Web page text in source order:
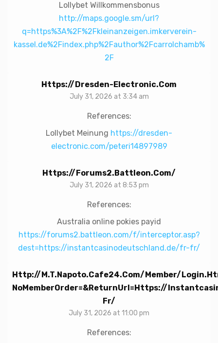
Lollybet Willkommensbonus
http://maps.google.sm/url?
q=https%3A%2F%2Fkleinanzeigen.imkerverein-
kassel.de%2Findex.php%2Fauthor%2Fcarrolchamb%
2F
Https://dresden-Electronic.com
July 31, 2026 at 3:34 am
References:
Lollybet Meinung https://dresden-
electronic.com/peteri14897989
Https://forums2.battleon.com/
July 31, 2026 at 8:53 pm
References:
Australia online pokies payid
https://forums2.battleon.com/f/interceptor.asp?
dest=https://instantcasinodeutschland.de/fr-fr/
Http://m.t.napoto.cafe24.com/member/
NoMemberOrder=&returnUrl=https://
Fr/
July 31, 2026 at 11:00 pm
References: